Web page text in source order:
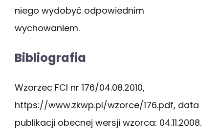
niego wydobyć odpowiednim
wychowaniem.
Bibliografia
Wzorzec FCI nr 176/04.08.2010,
https://www.zkwp.pl/wzorce/176.pdf, data
publikacji obecnej wersji wzorca: 04.11.2008.